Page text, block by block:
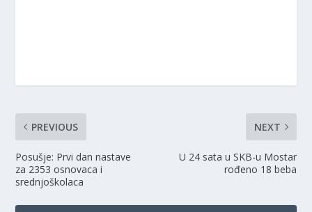
PREVIOUS
Posušje: Prvi dan nastave
za 2353 osnovaca i
srednjoškolaca
NEXT
U 24 sata u SKB-u Mostar
rođeno 18 beba